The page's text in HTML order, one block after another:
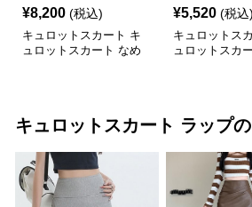
¥8,200 (税込)
キュロットスカート キ
ュロットスカート なめ
¥5,520 (税込)
キュロットス
ュロットスカ
キュロットスカート ラップ